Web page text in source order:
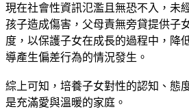
現在社會性資訊氾濫且無恐不入，未
孩子造成傷害，父母責無旁貸提供子
度，以保護子女在成長的過程中，降
導產生偏差行為的情況發生。
綜上可知，培養子女對性的認知、態
是充滿愛與溫暖的家庭。